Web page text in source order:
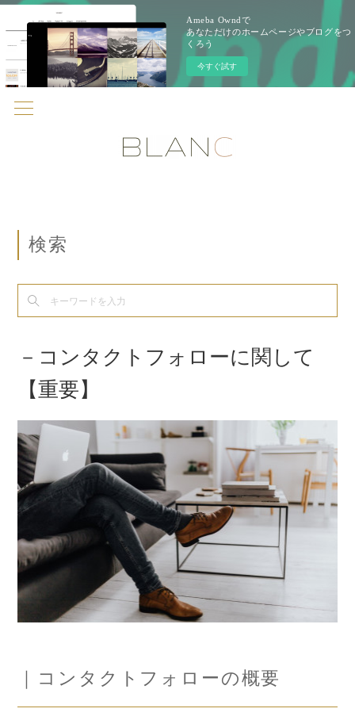
Ameba Owndで
あなただけのホームページやブログをつ
くろう
今すぐ試す
検索
－コンタクトフォローに関して
【重要】
｜コンタクトフォローの概要